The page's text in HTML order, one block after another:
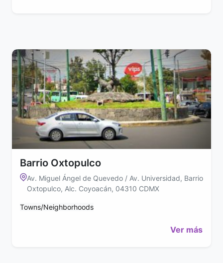
Barrio Oxtopulco
Av. Miguel Ángel de Quevedo / Av. Universidad, Barrio
Oxtopulco, Alc. Coyoacán, 04310 CDMX
Towns/Neighborhoods
Ver más